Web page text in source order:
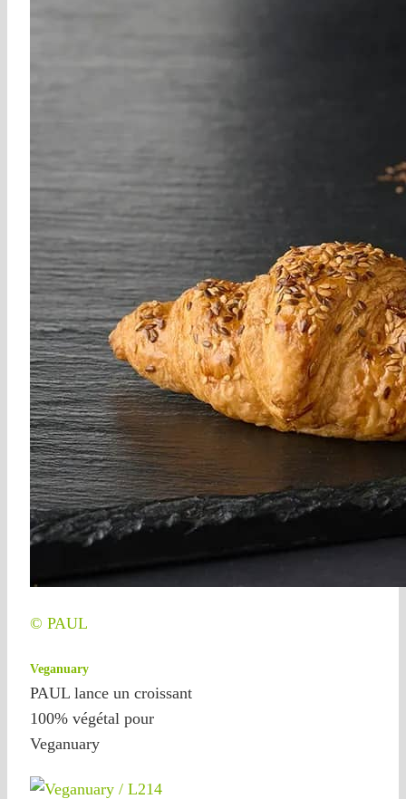
© PAUL
Veganuary
PAUL lance un croissant
100% végétal pour
Veganuary